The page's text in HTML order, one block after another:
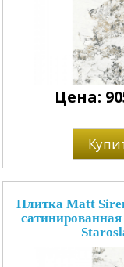
Цена:
Плитка Matt